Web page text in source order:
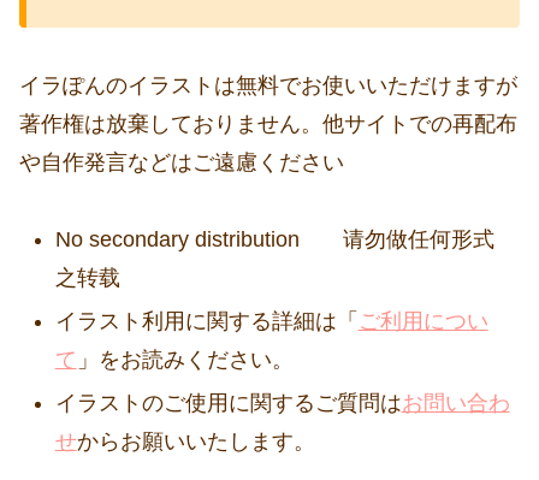
イラぽんのイラストは無料でお使いいただけますが
著作権は放棄しておりません。他サイトでの再配布
や自作発言などはご遠慮ください
No secondary distribution 请勿做任何形式
之转载
イラスト利用に関する詳細は「 ご利用につい
て 」をお読みください。
イラストのご使用に関するご質問はお問い合わ
せからお願いいたします。